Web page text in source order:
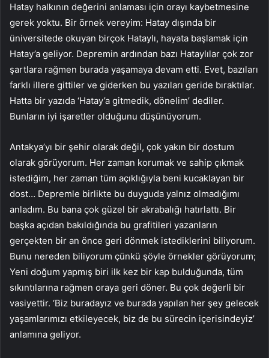
Hatay halkının değerini anlaması için orayı kaybetmesine
gerek yoktu. Bir örnek vereyim: Hatay dışında bir
üniversitede okuyan birçok Hataylı, hayata başlamak için
Hatay’a geliyor. Depremin ardından bazı Hataylılar çok zor
şartlara rağmen burada yaşamaya devam etti. Evet, bazıları
farklı illere gittiler ve giderken bu yazıları geride bıraktılar.
Hatta bir yazıda ‘Hatay’a gitmedik, dönelim’ dediler.
Bunların iyi işaretler olduğunu düşünüyorum.
Antakya’yı bir şehir olarak değil, çok yakın bir dostum
olarak görüyorum. Her zaman korumak ve sahip çıkmak
istediğim, her zaman tüm açıklığıyla beni kucaklayan bir
dost… Depremle birlikte bu duyguda yalnız olmadığımı
anladım. Bu bana çok güzel bir akrabalığı hatırlattı. Bir
başka açıdan bakıldığında bu grafitileri yazanların
gerçekten bir an önce geri dönmek istediklerini biliyorum.
Bunu nereden biliyorum çünkü şöyle örnekler görüyorum;
Yeni doğum yapmış biri ilk kez bir kap bulduğunda, tüm
sıkıntılarına rağmen oraya geri döner. Bu çok değerli bir
vasiyettir. ‘Biz buradayız ve burada yapılan her şey gelecek
yaşamlarımızı etkileyecek, biz de bu sürecin içerisindeyiz’
anlamına geliyor.